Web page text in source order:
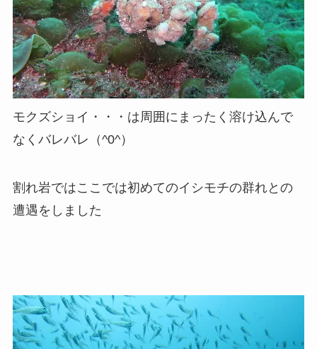
モクズショイ・・・は周囲にまったく溶け込んで
なくバレバレ（^0^）
割れ岩ではここでは初めてのイシモチの群れとの
遭遇をしました